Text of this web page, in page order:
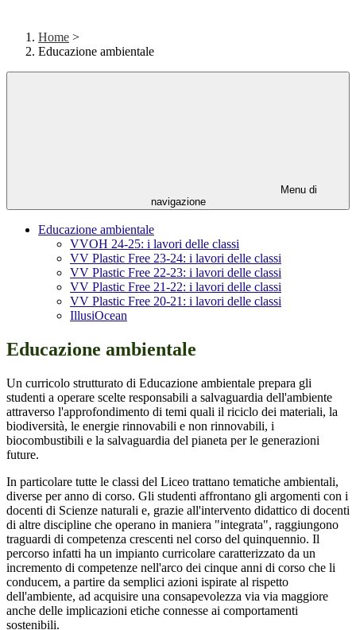
Home >
Educazione ambientale
Menu di
navigazione
Educazione ambientale
VVOH 24-25: i lavori delle classi
VV Plastic Free 23-24: i lavori delle classi
VV Plastic Free 22-23: i lavori delle classi
VV Plastic Free 21-22: i lavori delle classi
VV Plastic Free 20-21: i lavori delle classi
IllusiOcean
Educazione ambientale
Un curricolo strutturato di Educazione ambientale prepara gli
studenti a operare scelte responsabili a salvaguardia dell'ambiente
attraverso l'approfondimento di temi quali il riciclo dei materiali, la
biodiversità, le energie rinnovabili e non rinnovabili, i
biocombustibili e la salvaguardia del pianeta per le generazioni
future.
In particolare tutte le classi del Liceo trattano tematiche ambientali,
diverse per anno di corso. Gli studenti affrontano gli argomenti con i
docenti di Scienze naturali e, grazie all'intervento didattico di docenti
di altre discipline che operano in maniera "integrata", raggiungono
traguardi di competenza crescenti nel corso del quinquennio. Il
percorso infatti ha un impianto curricolare caratterizzato da un
incremento di competenze nell'arco dei cinque anni di corso che li
conducem, a partire da semplici azioni ispirate al rispetto
dell'ambiente, ad acquisire una consapevolezza via via maggiore
anche delle implicazioni etiche connesse ai comportamenti
sostenibili.